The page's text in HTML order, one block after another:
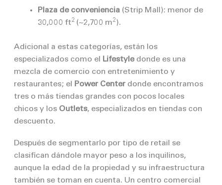
Plaza de conveniencia(Strip Mall): menor de
30,000 ft2 (~2,700 m2 ).
Adicional a estas categorías, están los
especializados como el
Lifestyledonde es una
mezcla de comercio con entretenimiento y
restaurantes; el
Power Centerdonde encontramos
tres o más tiendas grandes con pocos locales
chicos y los Outlets, especializados en tiendas con
descuento.
Después de segmentarlo por tipo de retail se
clasifican dándole mayor peso a los inquilinos,
aunque la edad de la propiedad y su infraestructura
también se toman en cuenta. Un centro comercial